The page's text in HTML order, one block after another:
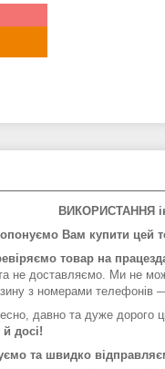
ВИКОРИСТАННЯ
Вам купити цей
товар на
не доставляємо. Ми не
з номерами телефонів
давно та дуже дорого
досі!
та швидко